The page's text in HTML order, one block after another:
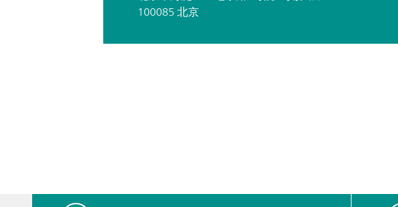
100085 北京